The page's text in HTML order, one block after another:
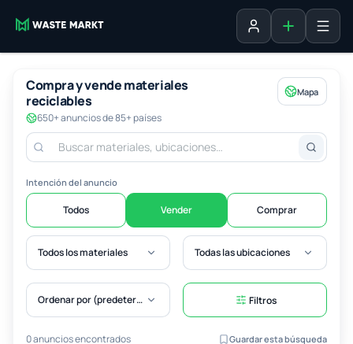
Iniciar sesión
Agregar
Compra y vende materiales
reciclables
650+ anuncios de 85+ países
Mapa
Intención del anuncio
Todos Vender Comprar
Todos los materiales Todas las ubicaciones
Ordenar por (predeterminado) Filtros
0 anuncios encontrados Guardar esta búsqueda